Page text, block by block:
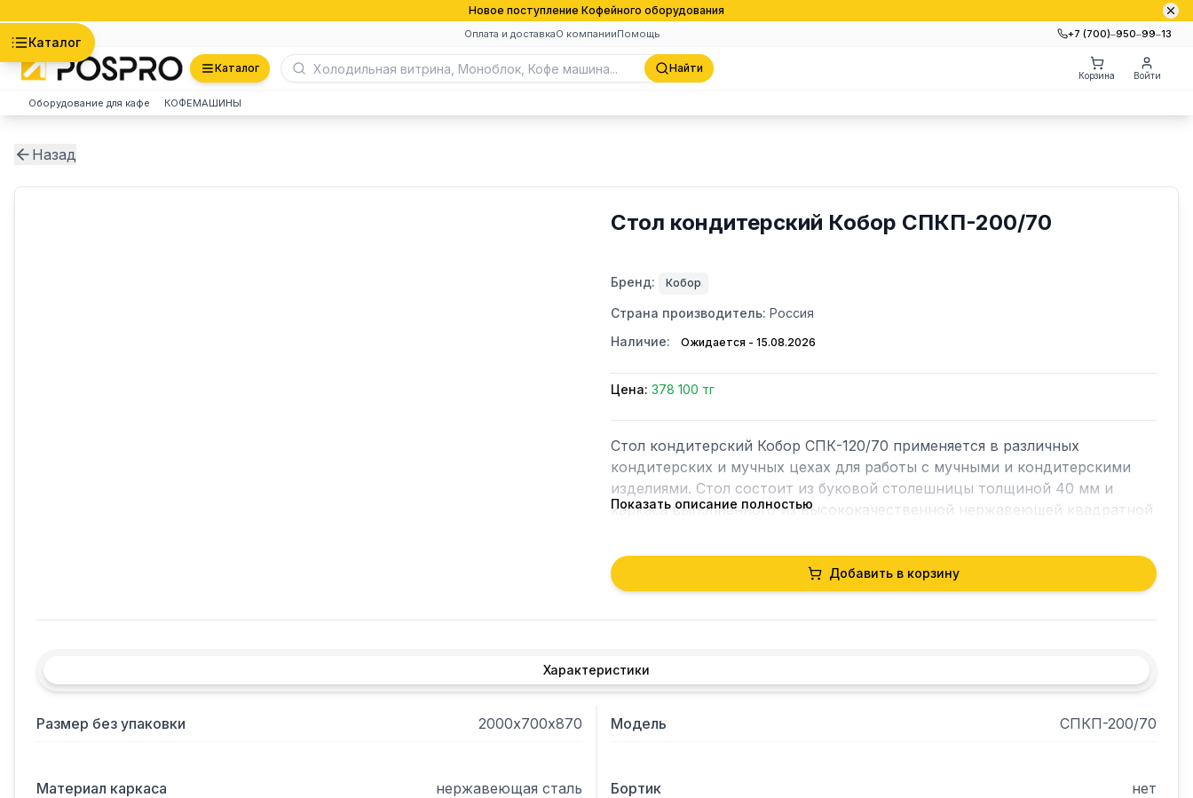
Новое поступление Кофейного оборудования
Оплата и доставкаО компанииПомощь +7 (700)‒950‒99‒13
Каталог
Каталог Найти
Корзина Войти
Оборудование для кафе КОФЕМАШИНЫ
Назад
Стол кондитерский Кобор СПКП-200/70
Бренд: Кобор
Страна производитель: Россия
Наличие:
Ожидается - 15.08.2026
Цена: 378 100 тг
Стол кондитерский Кобор СПК-120/70 применяется в различных
кондитерских и мучных цехах для работы с мучными и кондитерскими
изделиями. Стол состоит из буковой столешницы толщиной 40 мм и
каркаса выполненного из высококачественной нержавеющей квадратной
- Ножки стола регулируются по высоте, что помогает избежать наклона
рабочей поверхности стола.
Показать описание полностью
Добавить в корзину
Характеристики
Размер без упаковки 2000х700х870 Модель СПКП-200/70
Материал каркаса нержавеющая сталь Бортик нет